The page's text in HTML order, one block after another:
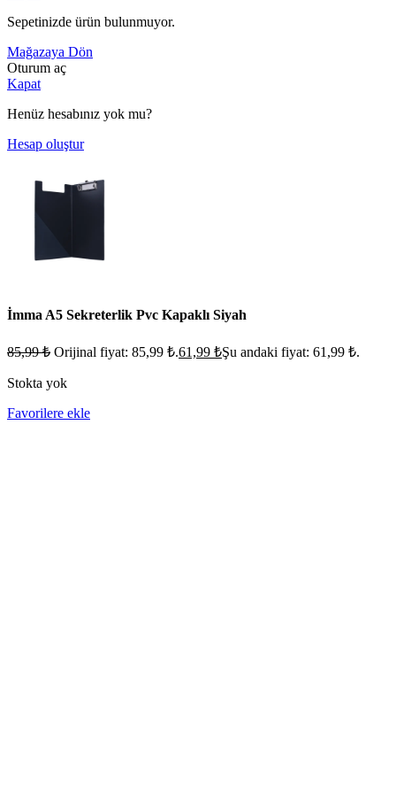
Sepetinizde ürün bulunmuyor.
Mağazaya Dön
Oturum aç
Kapat
Henüz hesabınız yok mu?
Hesap oluştur
İmma A5 Sekreterlik Pvc Kapaklı Siyah
85,99₺ Orijinal fiyat: 85,99 ₺.61,99 ₺Şu andaki fiyat: 61,99 ₺.
Stokta yok
Favorilere ekle